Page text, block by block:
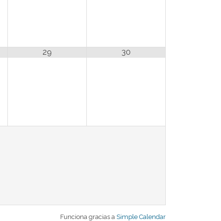
29 30
Funciona gracias a Simple Calendar